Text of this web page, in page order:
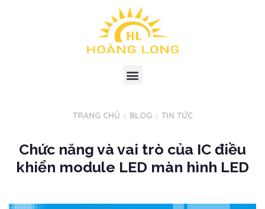
TRANG CHỦ BLOG TIN TỨC
Chức năng và vai trò của IC điều
khiển module LED màn hình LED